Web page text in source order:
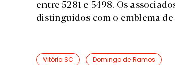
entre 5281 e 5498. Os
distinguidos com o emblema
Vitória SC Domingo de Ramos